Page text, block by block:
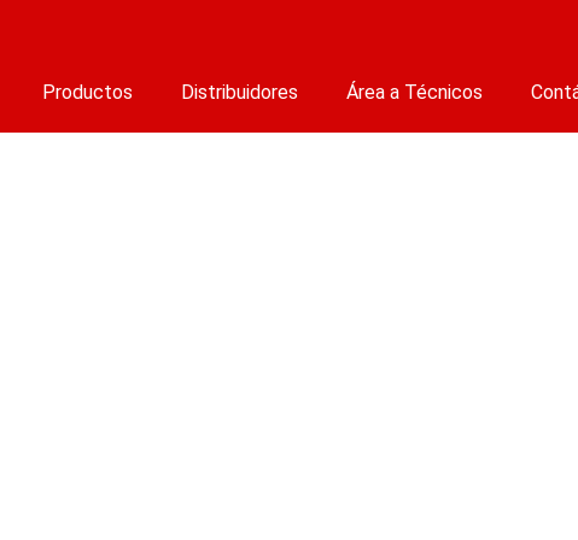
Productos Distribuidores Área a Técnicos